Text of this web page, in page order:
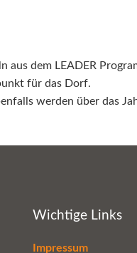
aus dem LEADER
für das Dorf.
werden über das
Wichtige Links
Impressum